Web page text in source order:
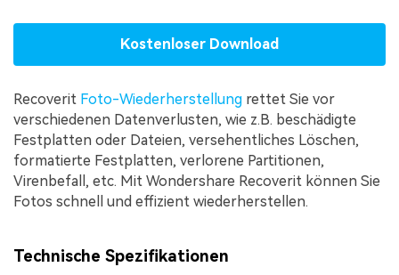
Kostenloser Download
Recoverit Foto-Wiederherstellung rettet Sie vor
verschiedenen Datenverlusten, wie z.B. beschädigte
Festplatten oder Dateien, versehentliches Löschen,
formatierte Festplatten, verlorene Partitionen,
Virenbefall, etc. Mit Wondershare Recoverit können Sie
Fotos schnell und effizient wiederherstellen.
Technische Spezifikationen